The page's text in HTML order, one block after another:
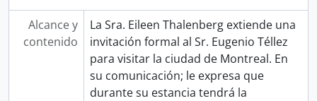
Alcance y
contenido
La Sra. Eileen Thalenberg extiende una
invitación formal al Sr. Eugenio Téllez
para visitar la ciudad de Montreal. En
su comunicación; le expresa que
durante su estancia tendrá la